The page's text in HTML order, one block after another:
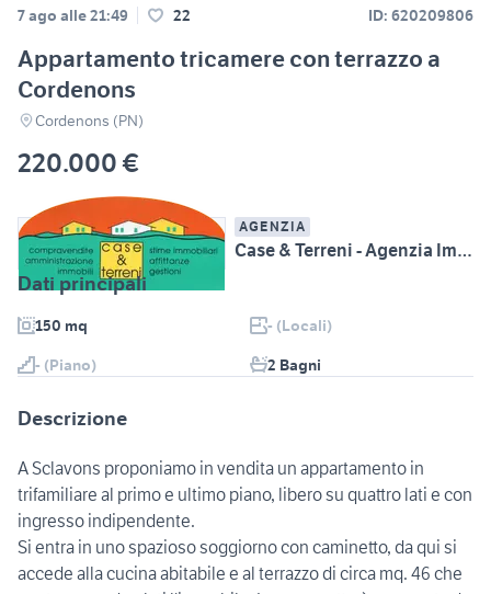
7 ago alle 21:49 22 ID: 620209806
Appartamento tricamere con terrazzo a
Cordenons
Cordenons (PN)
220.000 €
AGENZIA
Case & Terreni - Agenzia Immobiliare s.a.s.
Dati principali
150 mq
- (Locali)
- (Piano)
2 Bagni
Descrizione
A Sclavons proponiamo in vendita un appartamento in
trifamiliare al primo e ultimo piano, libero su quattro lati e con
ingresso indipendente.
Si entra in uno spazioso soggiorno con caminetto, da qui si
accede alla cucina abitabile e al terrazzo di circa mq. 46 che